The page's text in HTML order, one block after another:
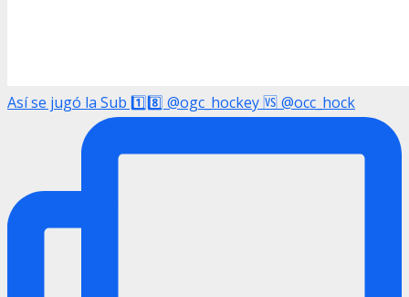
Así se jugó la Sub 1️⃣8️⃣ @ogc_hockey 🆚 @occ_hock